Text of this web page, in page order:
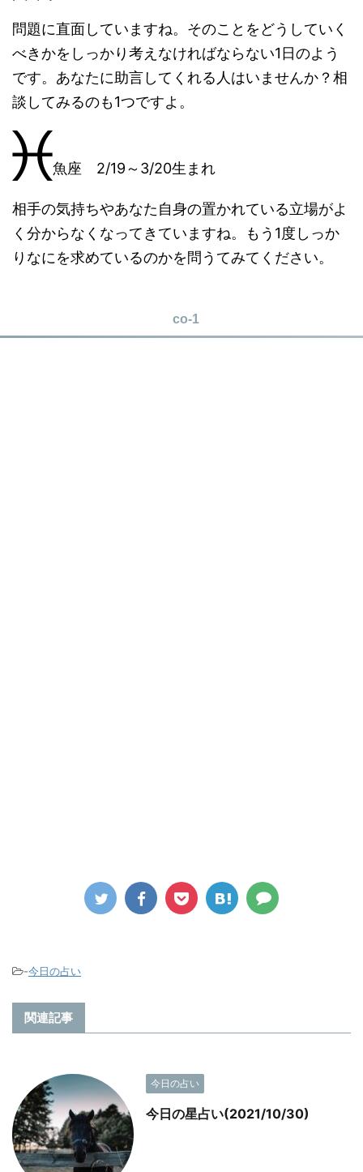
問題に直面していますね。そのことをどうしていく
べきかをしっかり考えなければならない1日のよう
です。あなたに助言してくれる人はいませんか？相
談してみるのも1つですよ。
魚座 2/19～3/20生まれ
相手の気持ちやあなた自身の置かれている立場がよ
く分からなくなってきていますね。もう1度しっか
りなにを求めているのかを問うてみてください。
co-1
-今日の占い
関連記事
今日の占い
今日の星占い(2021/10/30)